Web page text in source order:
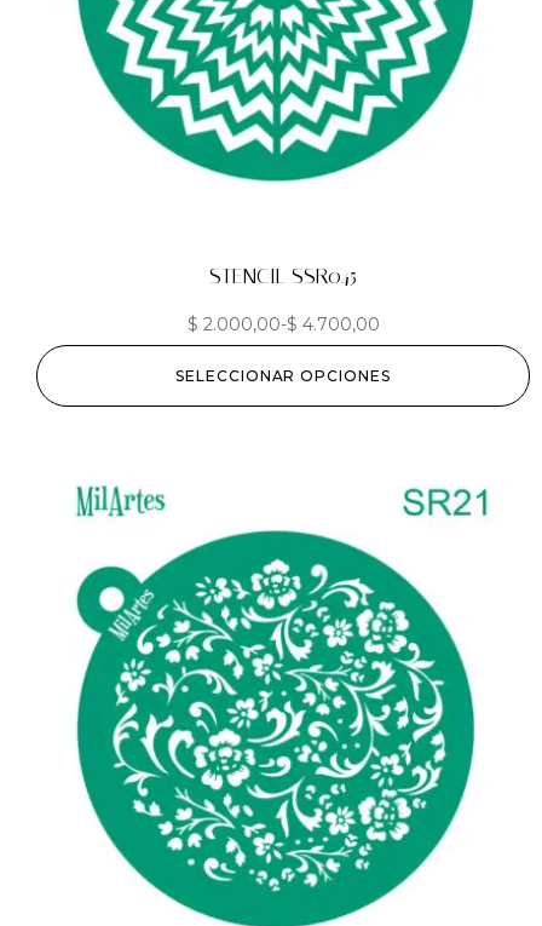
STENCIL SSR045
$ 2.000,00-$ 4.700,00
SELECCIONAR OPCIONES